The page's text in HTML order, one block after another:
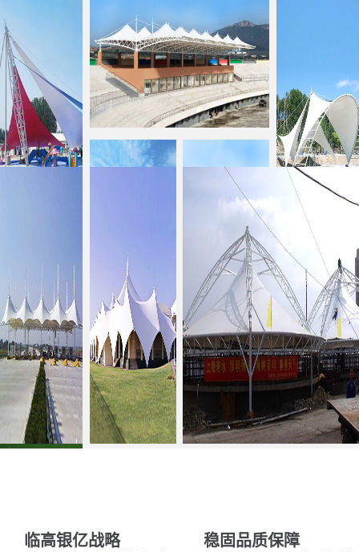
临高银亿战略 稳固品质保障